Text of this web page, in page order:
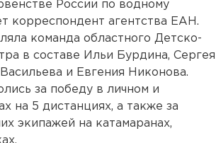
России по водному
корреспондент агентства ЕАН.
команда областного Детско-
в составе Ильи Бурдина, Сергея
и Евгения Никонова.
за победу в личном и
на 5 дистанциях, а также за
экипажей на катамаранах,